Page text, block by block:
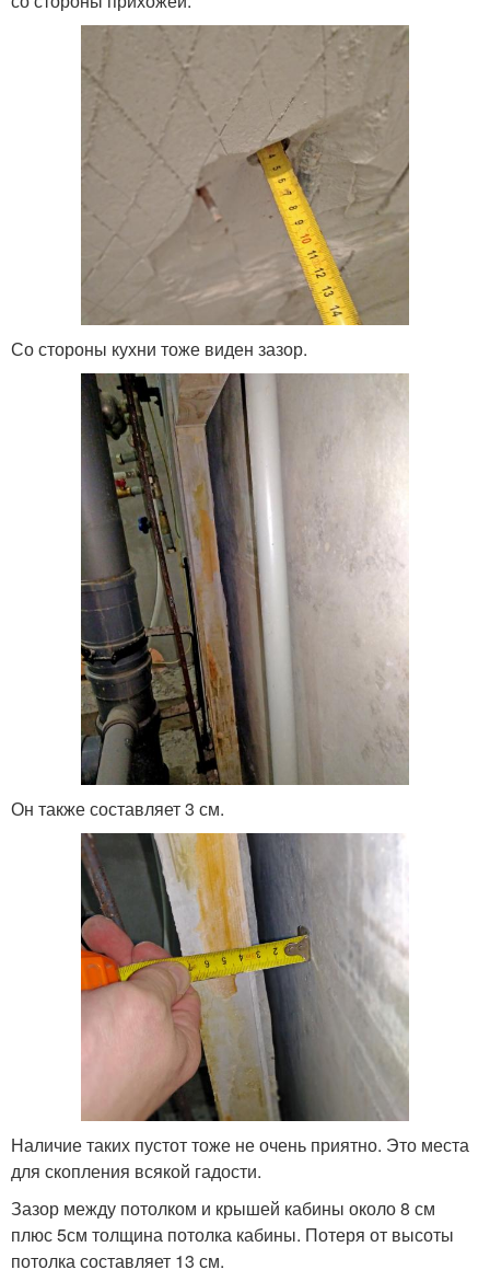
Со стороны кухни тоже виден зазор.
Он также составляет 3 см.
Наличие таких пустот тоже не очень приятно. Это места
для скопления всякой гадости.
Зазор между потолком и крышей кабины около 8 см
плюс 5см толщина потолка кабины. Потеря от высоты
потолка составляет 13 см.